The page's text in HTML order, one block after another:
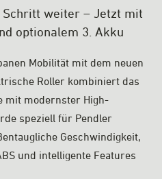
Schritt weiter – Jetzt mit
optionalem 3. Akku
Mobilität mit dem neuen
Roller kombiniert das
mit modernster High-
speziell für Pendler
Geschwindigkeit,
und intelligente Features